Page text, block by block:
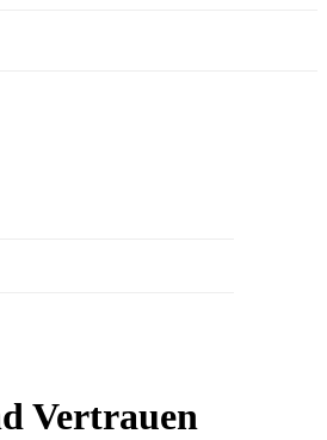
Vertrauen